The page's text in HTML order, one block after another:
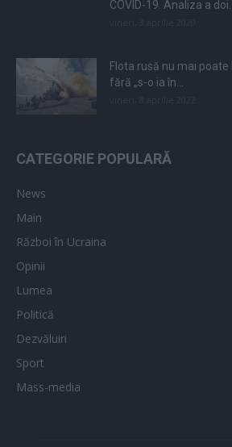
COVID-19. Analiza a doi...
Flota rusă nu mai
fără „s-o ia în...
CATEGORIE POPULARĂ
News
Main
Război în Ucraina
Opinii
Lumea
Politică
Dezvăluiri
Sport
Mass-media